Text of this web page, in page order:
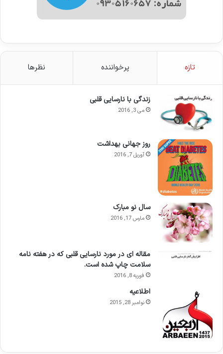
تازه پرخواننده نظرها
زندگی با نارسایی قلبی
می 3, 2016
روز جهانی بهداشت
آوریل 7, 2016
سال نو مبارک
مارس 17, 2016
مقاله ای در مورد نارسایی قلبی که در هفته نامه
سلامت چاپ شده است.
فوریه 8, 2016
اطلاعيه
نوامبر 28, 2015